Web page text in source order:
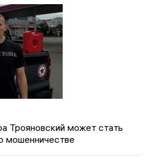
Трояновский может стать
мошенничестве